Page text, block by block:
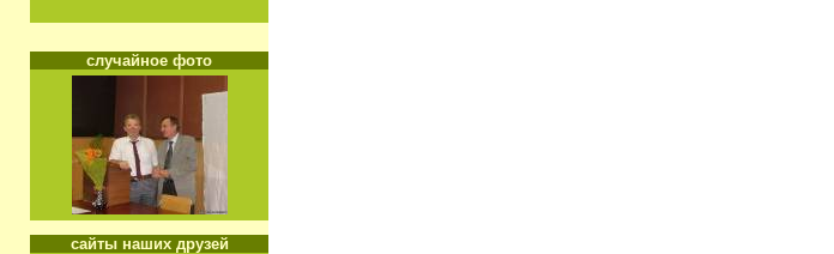
случайное фото
сайты наших друзей